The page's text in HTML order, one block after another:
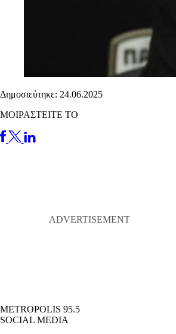
Δημοσιεύτηκε: 24.06.2025
ΜΟΙΡΑΣΤΕΙΤΕ ΤΟ
METROPOLIS 95.5
SOCIAL MEDIA